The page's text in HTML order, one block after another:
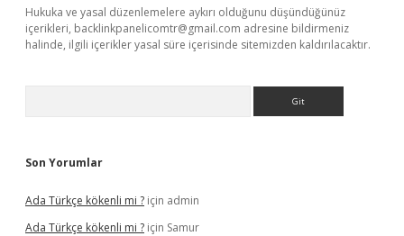
Hukuka ve yasal düzenlemelere aykırı olduğunu düşündüğünüz
içerikleri, backlinkpanelicomtr@gmail.com adresine bildirmeniz
halinde, ilgili içerikler yasal süre içerisinde sitemizden kaldırılacaktır.
Son Yorumlar
Ada Türkçe kökenli mi ? için admin
Ada Türkçe kökenli mi ? için Samur